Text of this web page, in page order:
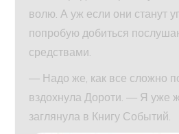
волю. А уж если они станут
попробую добиться
средствами.
— Надо же, как все сложно
вздохнула Дороти. — Я уже
заглянула в Книгу Событий.